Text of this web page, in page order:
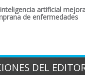
artificial
de enfermedades
DEL